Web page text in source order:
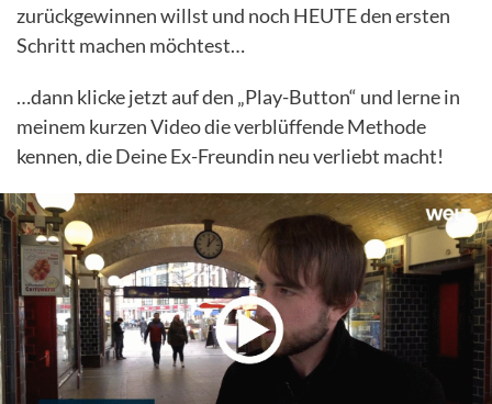
zurückgewinnen willst und noch HEUTE den ersten
Schritt machen möchtest…
…dann klicke jetzt auf den „Play-Button“ und lerne in
meinem kurzen Video die verblüffende Methode
kennen, die Deine Ex-Freundin neu verliebt macht!